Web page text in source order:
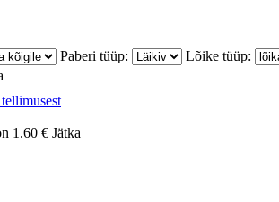
Paberi tüüp:
Lõike tüüp:
1.60 € Jätka